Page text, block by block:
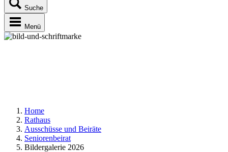
Suche
Menü
Home
Rathaus
Ausschüsse und Beiräte
Seniorenbeirat
Bildergalerie 2026